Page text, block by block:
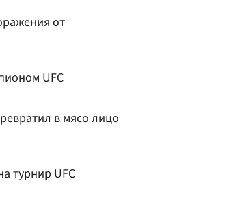
от
UFC
в мясо лицо
турнир UFC